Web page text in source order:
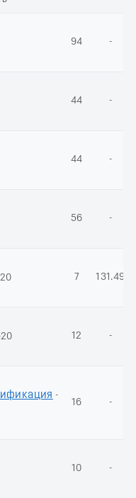
94 -
44 -
44 -
56 -
7 131.49
12 -
-
16 -
10 -